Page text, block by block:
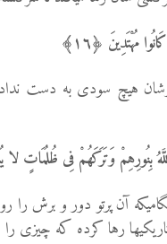
مُهْتَدِینَ ﴿١٦﴾
هیچ سودی به دست
وَتَرَکَهُمْ فِی ظُلُمَاتٍ لا
آن پرتو دور و برش را
رها کرده که چیزی را